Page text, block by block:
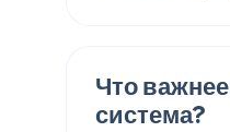
Что
система?